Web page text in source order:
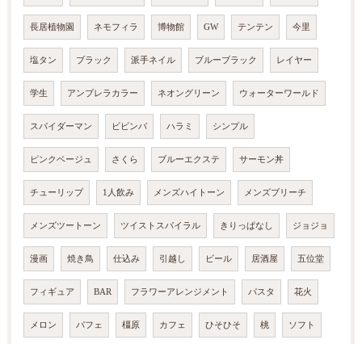
長居植物園 ネモフィラ 博物館 GW テンテン 今里
塩タン ブラック 派手ネイル ブルーブラック レイヤー
学生 アンブレラカラー ネオングリーン ウォーターワールド
スパイダーマン ビビンバ ハラミ シンプル
ピンクベージュ さくら ブルーエクステ サーモン丼
チューリップ 1人飲み メンズハイトーン メンズブリーチ
メンズツートーン ツイストスパイラル きりっぱなし ジョジョ
漫画 焼き鳥 仕込み 引越し ビール 居酒屋 五位堂
フィギュア BAR フラワーアレンジメント パスタ 花火
メロン パフェ 橿原 カフェ ひそひそ 桃 ソフト